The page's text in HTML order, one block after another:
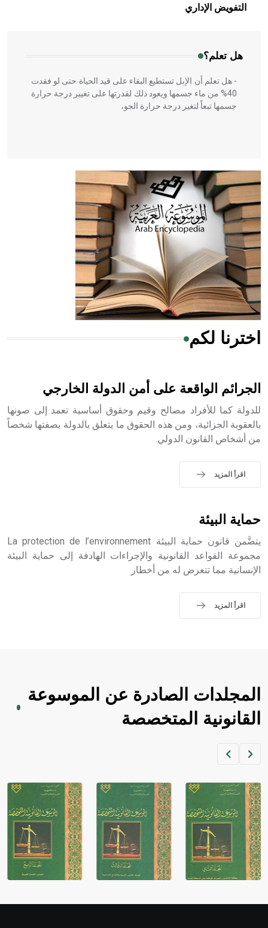
التفويض الإداري
هل تعلم؟
بالعمارة الإسلامية في بلاد الشام ومصر خاصة، حيث يحرص
المعمار على بناء مداميكه وخاصة في الواجهات
- هل تعلم أن الإبل تستطيع البقاء على قيد الحياة حتى لو فقدت
40% من ماء جسمها ويعود ذلك لقدرتها على تغيير درجة حرارة
جسمها تبعاً لتغير درجة حرارة الجو،
- هل تعلم أن أبقراط كتب في الطب أربعة مؤلفات هي:
الحكم، الأدلة، تنظيم التغذية، ورسالته في جروح الرأس. ويعود
له الفضل بأنه حرر الطب من الدين والفلسفة.
- هل تعلم أن المرجان إفراز حيواني يتكون في البحر ويتركب
من مادة كربونات الكلسيوم، وهو أحمر أو شديد الحمرة وهو
أجود أنواعه، ويمتاز بكبر الحجم ويسمى الش
هل تعلم أن الأبسيد كلمة فرنسية اللفظ تم اعتمادها مصطلحاً
التاسع، وهم ينتسبون إلى أسرة أوسروين
sign تكتب منفصلة غير متصلة، وتعتمد المبدأ الأكوروفوني،
حيث تقتصر القيمة الصوتية للعلامة الك
اخترنا لكم
الجرائم الواقعة على أمن الدولة الخارجي
للدولة كما للأفراد مصالح وقيم وحقوق أساسية تعمد إلى صونها
بالعقوبة الجزائية، ومن هذه الحقوق ما يتعلق بالدولة بصفتها شخصاً
من أشخاص القانون الدولي.
اقرأ المزيد
حماية البيئة
يتضَّمن قانون حماية البيئة La protection de l’environnement
مجموعة القواعد القانونية والإجراءات الهادفة إلى حماية البيئة
الإنسانية مما تتعرض له من أخطار
اقرأ المزيد
المجلدات الصادرة عن الموسوعة
القانونية المتخصصة